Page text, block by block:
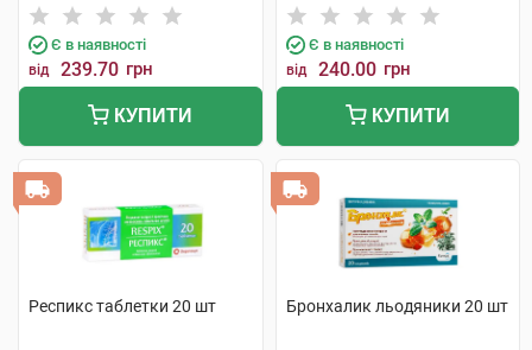
Є в наявності
від 239.70 грн
КУПИТИ
Балтикс
Є в наявності
від 240.00 грн
КУПИТИ
Респикс таблетки 20 шт Бронхалик льодяники 20 шт